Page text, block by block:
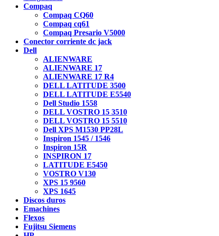
Compaq
Compaq CQ60
Compaq cq61
Compaq Presario V5000
Conector corriente dc jack
Dell
ALIENWARE
ALIENWARE 17
ALIENWARE 17 R4
DELL LATITUDE 3500
DELL LATITUDE E5540
Dell Studio 1558
DELL VOSTRO 15 3510
DELL VOSTRO 15 5510
Dell XPS M1530 PP28L
Inspiron 1545 / 1546
Inspiron 15R
INSPIRON 17
LATITUDE E5450
VOSTRO V130
XPS 15 9560
XPS 1645
Discos duros
Emachines
Flexos
Fujitsu Siemens